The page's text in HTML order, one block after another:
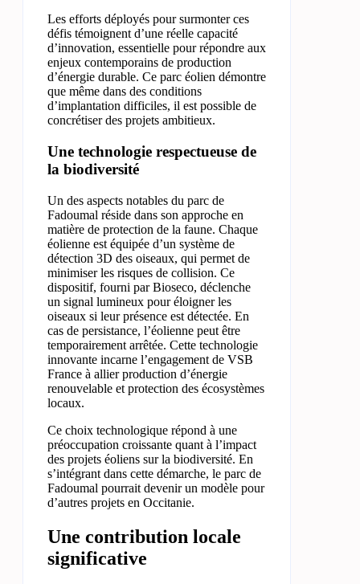
Les efforts déployés pour surmonter ces
défis témoignent d’une réelle capacité
d’innovation, essentielle pour répondre aux
enjeux contemporains de production
d’énergie durable. Ce parc éolien démontre
que même dans des conditions
d’implantation difficiles, il est possible de
concrétiser des projets ambitieux.
Une technologie respectueuse de
la biodiversité
Un des aspects notables du parc de
Fadoumal réside dans son approche en
matière de protection de la faune. Chaque
éolienne est équipée d’un système de
détection 3D des oiseaux, qui permet de
minimiser les risques de collision. Ce
dispositif, fourni par Bioseco, déclenche
un signal lumineux pour éloigner les
oiseaux si leur présence est détectée. En
cas de persistance, l’éolienne peut être
temporairement arrêtée. Cette technologie
innovante incarne l’engagement de VSB
France à allier production d’énergie
renouvelable et protection des écosystèmes
locaux.
Ce choix technologique répond à une
préoccupation croissante quant à l’impact
des projets éoliens sur la biodiversité. En
s’intégrant dans cette démarche, le parc de
Fadoumal pourrait devenir un modèle pour
d’autres projets en Occitanie.
Une contribution locale
significative